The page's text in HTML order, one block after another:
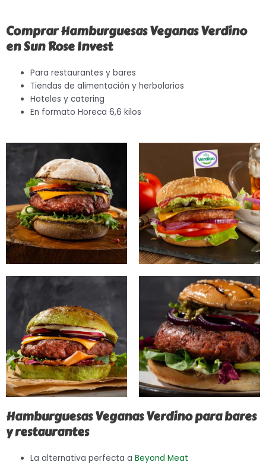
Comprar Hamburguesas Veganas Verdino
en Sun Rose Invest
Para restaurantes y bares
Tiendas de alimentación y herbolarios
Hoteles y catering
En formato Horeca 6,6 kilos
Hamburguesas Veganas Verdino para bares
y restaurantes
La alternativa perfecta aBeyond Meat